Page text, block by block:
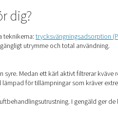
vilket undviker
och täcka över under
eliminera beroendet av